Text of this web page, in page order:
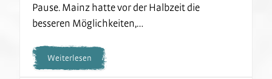
Pause. Mainz hatte vor der Halbzeit die
besseren Möglichkeiten,…
Weiterlesen